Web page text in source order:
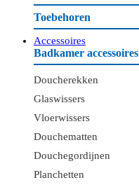
Toebehoren
Accessoires
Badkamer accessoires
Doucherekken
Glaswissers
Vloerwissers
Douchematten
Douchegordijnen
Planchetten